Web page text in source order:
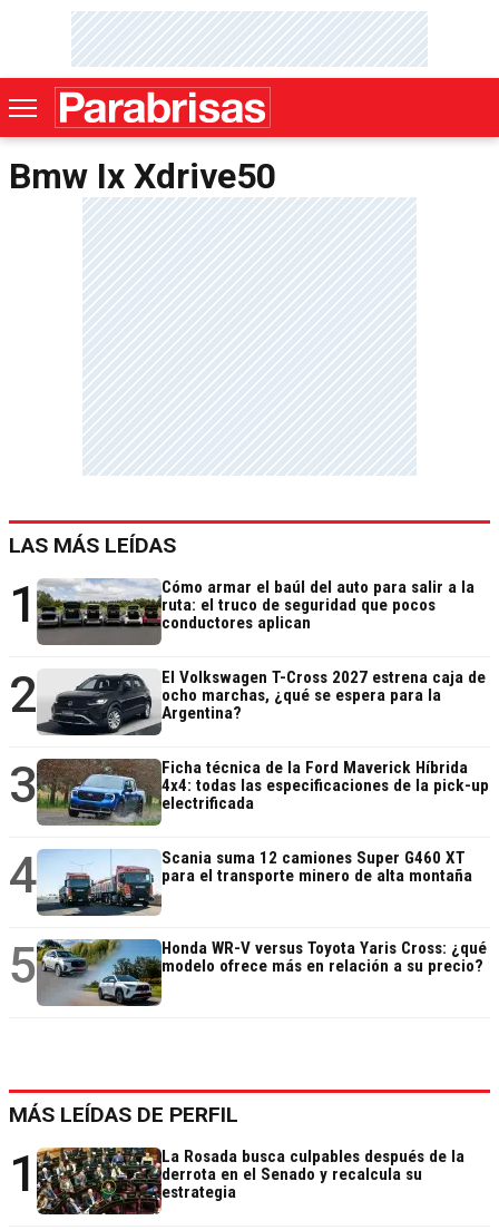
Bmw Ix Xdrive50
LAS MÁS LEÍDAS
1
Cómo armar el baúl del auto para salir a la
ruta: el truco de seguridad que pocos
conductores aplican
2
El Volkswagen T-Cross 2027 estrena caja de
ocho marchas, ¿qué se espera para la
Argentina?
3
Ficha técnica de la Ford Maverick Híbrida
4x4: todas las especificaciones de la pick-up
electrificada
4
Scania suma 12 camiones Super G460 XT
para el transporte minero de alta montaña
5
Honda WR-V versus Toyota Yaris Cross: ¿qué
modelo ofrece más en relación a su precio?
MÁS LEÍDAS DE PERFIL
1
La Rosada busca culpables después de la
derrota en el Senado y recalcula su
estrategia